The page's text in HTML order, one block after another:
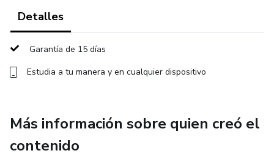
Detalles
Garantía de 15 días
Estudia a tu manera y en cualquier dispositivo
Más información sobre quien creó el
contenido